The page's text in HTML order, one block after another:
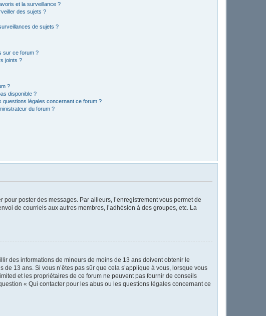
et la surveillance ?
des sujets ?
de sujets ?
sur ce forum ?
joints ?
?
disponible ?
questions légales concernant ce forum ?
du forum ?
poster des messages. Par ailleurs, l’enregistrement vous permet de
de courriels aux autres membres, l’adhésion à des groupes, etc. La
des informations de mineurs de moins de 13 ans doivent obtenir le
13 ans. Si vous n’êtes pas sûr que cela s’applique à vous, lorsque vous
et les propriétaires de ce forum ne peuvent pas fournir de conseils
« Qui contacter pour les abus ou les questions légales concernant ce